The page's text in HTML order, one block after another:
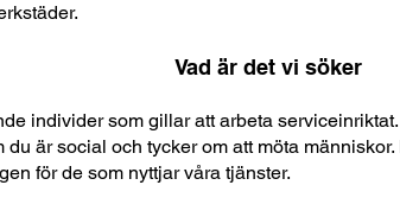
Vad är det vi söker
individer som gillar att arbeta
är social och tycker om att möta
för de som nyttjar våra tjänster.